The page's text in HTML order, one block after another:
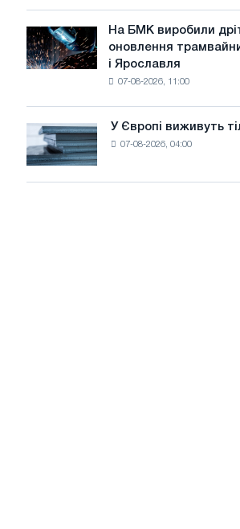
цілей
декарбонізації
у
липні
На
БМК
виробили
трамвайних
колій
На БМК виробили
оновлення
і Ярославля
07-08-2026, 11:00
Європі
виживуть
тільки
У Європі виживуть
07-08-2026, 04:00